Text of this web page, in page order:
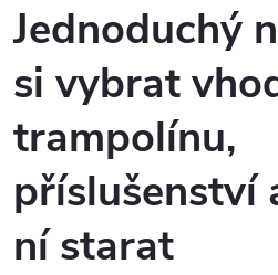
Jednoduchý
si vybrat
trampolínu,
příslušenství
ní starat